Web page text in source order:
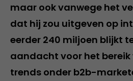
maar ook vanwege het
dat hij zou uitgeven op
eerder 240 miljoen blijkt
aandacht voor het bereik
trends onder b2b-